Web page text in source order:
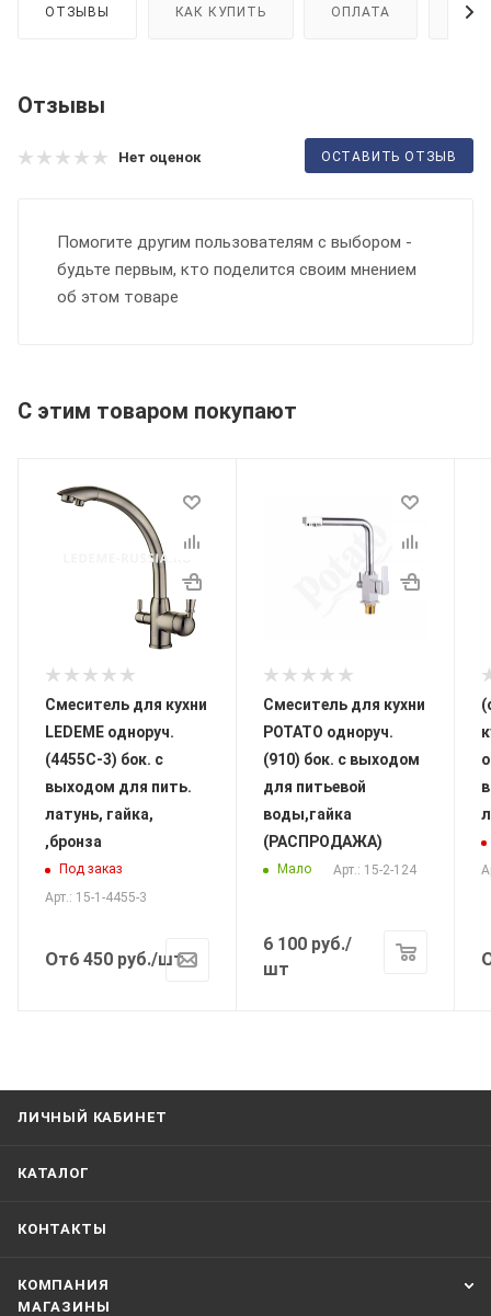
ОТЗЫВЫ КАК КУПИТЬ ОПЛАТА
Отзывы
Нет оценок ОСТАВИТЬ ОТЗЫВ
Помогите другим пользователям с выбором -
будьте первым, кто поделится своим мнением
об этом товаре
С этим товаром покупают
Смеситель для кухни
LEDEME одноруч.
(4455C-3) бок. с
выходом для пить.
латунь, гайка,
,бронза
Под заказ
Арт.: 15-1-4455-3
От6 450 руб./шт
Смеситель для кухни
POTATO одноруч.
(910) бок. с выходом
для питьевой
воды,гайка
(РАСПРОДАЖА)
Мало Арт.: 15-2-124
6 100 руб./
шт
ЛИЧНЫЙ КАБИНЕТ
КАТАЛОГ
КОНТАКТЫ
КОМПАНИЯ
МАГАЗИНЫ